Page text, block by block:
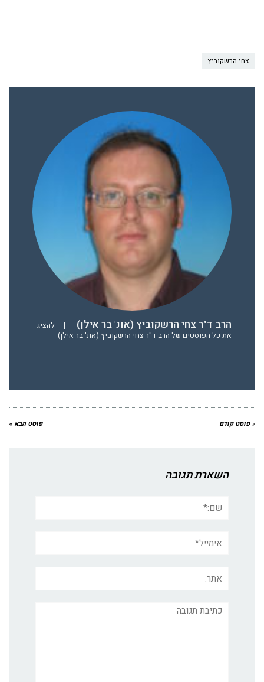
צחי הרשקוביץ
הרב ד"ר צחי הרשקוביץ (אונ' בר אילן) |
להציג
את כל הפוסטים של הרב ד"ר צחי הרשקוביץ (אונ' בר אילן)
« פוסט קודם פוסט הבא »
השארת תגובה
תגובה